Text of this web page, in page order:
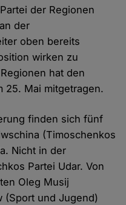
der Regionen
der
oben bereits
wirken zu
hat den
25. Mai mitgetragen.
finden sich fünf
(Timoschenkos
Nicht in der
Partei Udar. Von
Oleg Musij
(Sport und Jugend)